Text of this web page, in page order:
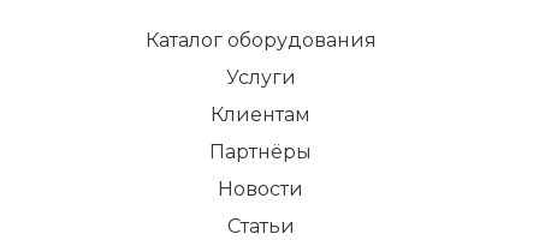
Каталог оборудования
Услуги
Клиентам
Партнёры
Новости
Статьи